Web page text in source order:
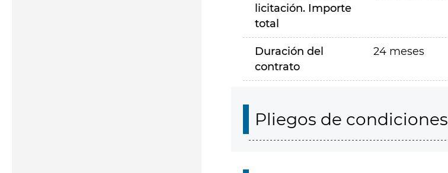
licitación. Importe
total
Duración del
contrato
24 meses
Pliegos de condiciones